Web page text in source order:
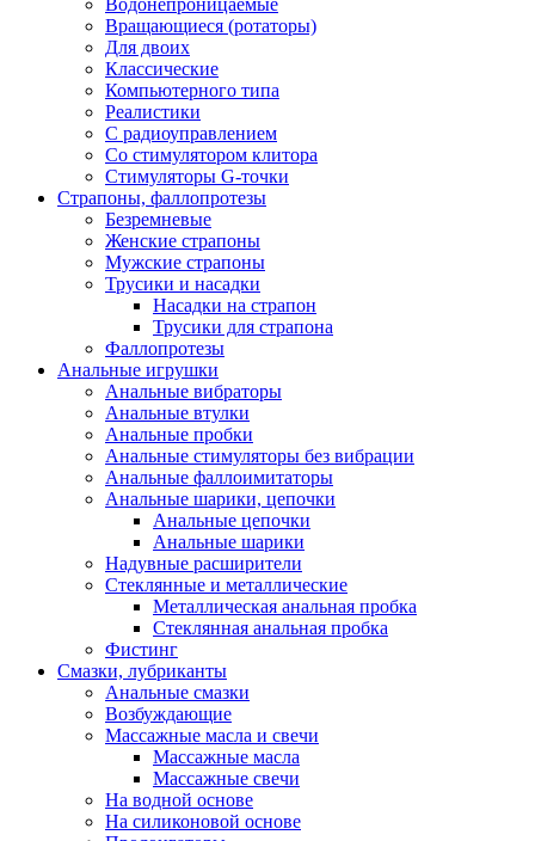
Водонепроницаемые
Вращающиеся (ротаторы)
Для двоих
Классические
Компьютерного типа
Реалистики
С радиоуправлением
Со стимулятором клитора
Стимуляторы G-точки
Страпоны, фаллопротезы
Безремневые
Женские страпоны
Мужские страпоны
Трусики и насадки
Насадки на страпон
Трусики для страпона
Фаллопротезы
Анальные игрушки
Анальные вибраторы
Анальные втулки
Анальные пробки
Анальные стимуляторы без вибрации
Анальные фаллоимитаторы
Анальные шарики, цепочки
Анальные цепочки
Анальные шарики
Надувные расширители
Стеклянные и металлические
Металлическая анальная пробка
Стеклянная анальная пробка
Фистинг
Смазки, лубриканты
Анальные смазки
Возбуждающие
Массажные масла и свечи
Массажные масла
Массажные свечи
На водной основе
На силиконовой основе